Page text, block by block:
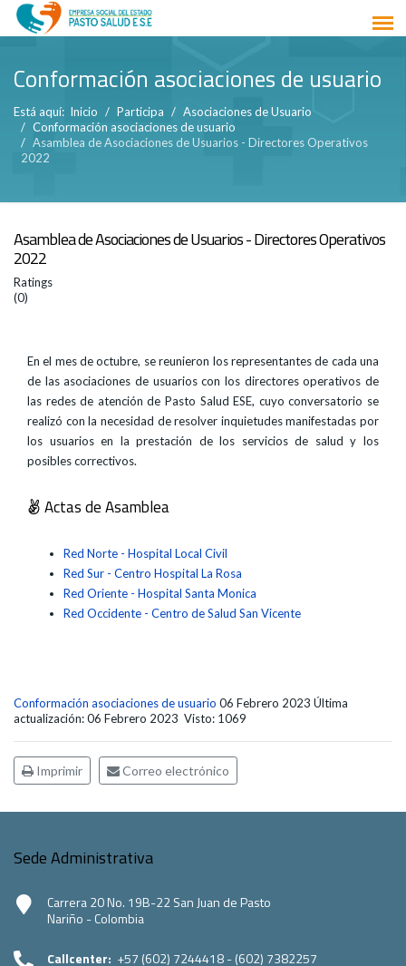
Conformación asociaciones de usuario
Está aquí: Inicio Participa
Asociaciones de Usuario
Conformación asociaciones de usuario
Asamblea de Asociaciones de Usuarios - Directores Operativos
2022
Asamblea de Asociaciones de Usuarios - Directores Operativos
2022
Ratings
(0)
En el mes de octubre, se reunieron los representantes de cada una
de las asociaciones de usuarios con los directores operativos de
las redes de atención de Pasto Salud ESE, cuyo conversatorio se
realizó con la necesidad de resolver inquietudes manifestadas por
los usuarios en la prestación de los servicios de salud y los
posibles correctivos.
Actas de Asamblea
Red Norte - Hospital Local Civil
Red Sur - Centro Hospital La Rosa
Red Oriente - Hospital Santa Monica
Red Occidente - Centro de Salud San Vicente
Conformación asociaciones de usuario 06 Febrero 2023 Última
actualización: 06 Febrero 2023 Visto: 1069
Imprimir Correo electrónico
Sede Administrativa
Carrera 20 No. 19B-22 San Juan de Pasto
Nariño - Colombia
Callcenter: +57 (602) 7244418 - (602) 7382257